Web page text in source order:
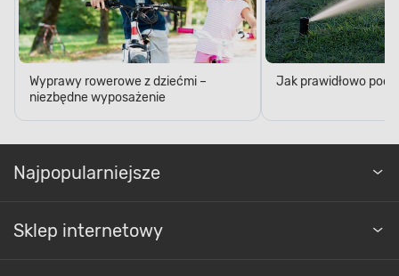
Wyprawy rowerowe z dziećmi –
niezbędne wyposażenie
Jak prawidłowo
Najpopularniejsze
Sklep internetowy